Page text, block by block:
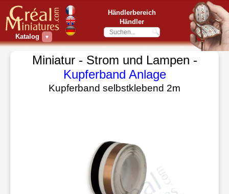
Katalog ▼
Händlerbereich
Händler
Miniatur - Strom und Lampen -
Kupferband Anlage
Kupferband selbstklebend 2m